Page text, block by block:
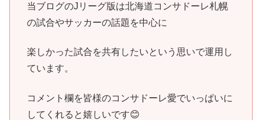
当ブログのJリーグ版は北海道コンサドーレ札幌
の試合やサッカーの話題を中心に
楽しかった試合を共有したいという思いで運用し
ています。
コメント欄を皆様のコンサドーレ愛でいっぱいに
してくれると嬉しいです😊